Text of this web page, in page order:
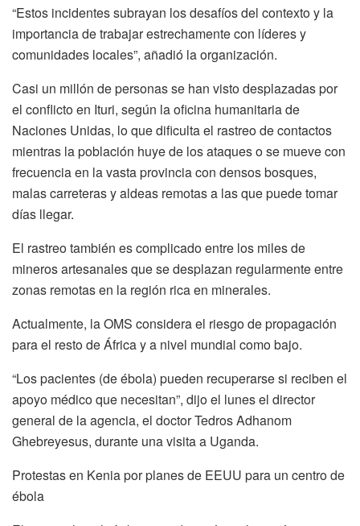
“Estos incidentes subrayan los desafíos del contexto y la
importancia de trabajar estrechamente con líderes y
comunidades locales”, añadió la organización.
Casi un millón de personas se han visto desplazadas por
el conflicto en Ituri, según la oficina humanitaria de
Naciones Unidas, lo que dificulta el rastreo de contactos
mientras la población huye de los ataques o se mueve con
frecuencia en la vasta provincia con densos bosques,
malas carreteras y aldeas remotas a las que puede tomar
días llegar.
El rastreo también es complicado entre los miles de
mineros artesanales que se desplazan regularmente entre
zonas remotas en la región rica en minerales.
Actualmente, la OMS considera el riesgo de propagación
para el resto de África y a nivel mundial como bajo.
“Los pacientes (de ébola) pueden recuperarse si reciben el
apoyo médico que necesitan”, dijo el lunes el director
general de la agencia, el doctor Tedros Adhanom
Ghebreyesus, durante una visita a Uganda.
Protestas en Kenia por planes de EEUU para un centro de
ébola